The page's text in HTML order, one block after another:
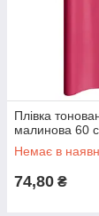
Плівка
малинова 60
Немає в
74,80 ₴